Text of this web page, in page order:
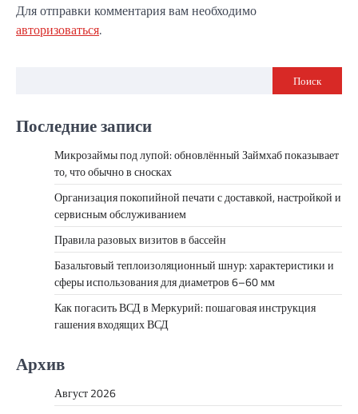
Для отправки комментария вам необходимо
авторизоваться.
Поиск
Последние записи
Микрозаймы под лупой: обновлённый Займхаб показывает
то, что обычно в сносках
Организация покопийной печати с доставкой, настройкой и
сервисным обслуживанием
Правила разовых визитов в бассейн
Базальтовый теплоизоляционный шнур: характеристики и
сферы использования для диаметров 6–60 мм
Как погасить ВСД в Меркурий: пошаговая инструкция
гашения входящих ВСД
Архив
Август 2026